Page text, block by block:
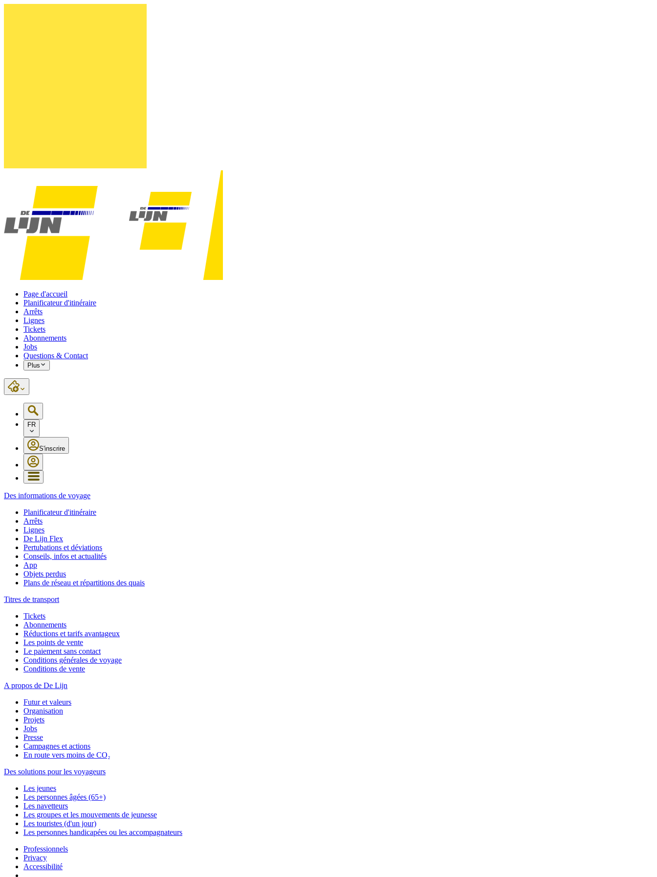
Page d'accueil
Planificateur d'itinéraire
Arrêts
Lignes
Tickets
Abonnements
Jobs
Questions & Contact
Plus
FR
S'inscrire
Des informations de voyage
Planificateur d'itinéraire
Arrêts
Lignes
De Lijn Flex
Pertubations et déviations
Conseils, infos et actualités
App
Objets perdus
Plans de réseau et répartitions des quais
Titres de transport
Tickets
Abonnements
Réductions et tarifs avantageux
Les points de vente
Le paiement sans contact
Conditions générales de voyage
Conditions de vente
A propos de De Lijn
Futur et valeurs
Organisation
Projets
Jobs
Presse
Campagnes et actions
En route vers moins de CO₂
Des solutions pour les voyageurs
Les jeunes
Les personnes âgées (65+)
Les navetteurs
Les groupes et les mouvements de jeunesse
Les touristes (d'un jour)
Les personnes handicapées ou les accompagnateurs
Professionnels
Privacy
Accessibilité